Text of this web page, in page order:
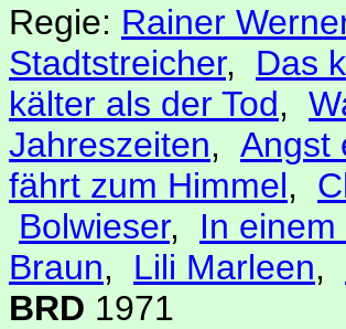
Regie: Rainer
Stadtstreicher, Das
kälter als der Tod,
Jahreszeiten, Angst
fährt zum Himmel,
Bolwieser, In
Braun, Lili Marleen,
BRD 1971